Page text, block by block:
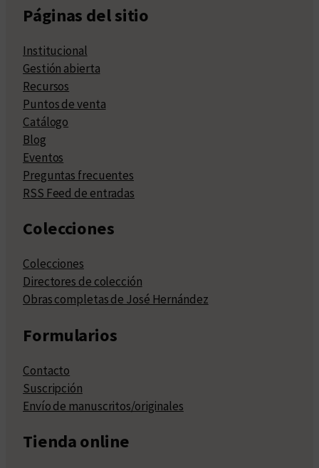
Páginas del sitio
Institucional
Gestión abierta
Recursos
Puntos de venta
Catálogo
Blog
Eventos
Preguntas frecuentes
RSS Feed de entradas
Colecciones
Colecciones
Directores de colección
Obras completas de José Hernández
Formularios
Contacto
Suscripción
Envío de manuscritos/originales
Tienda online